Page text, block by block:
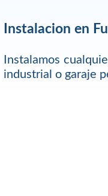
Instalacion en
Instalamos
industrial o garaje